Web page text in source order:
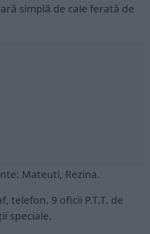
simplă de cale ferată de
Mateuti, Rezina.
telefon. 9 oficii P.T.T. de
speciale.